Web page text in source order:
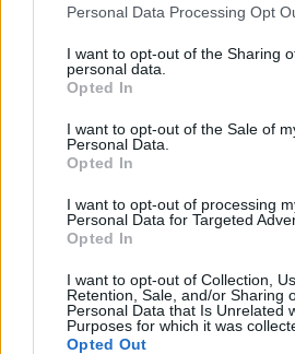
Personal Data Processing Opt
I want to opt-out of the Sharing
personal data.
Opted In
I want to opt-out of the Sale of
Personal Data.
Opted In
I want to opt-out of processing
Personal Data for Targeted
Opted In
I want to opt-out of Collection,
Retention, Sale, and/or Sharing
Personal Data that Is Unrelated
Purposes for which it was
Opted Out
Loretoni, Fernandez Gil,
Zaridze all. Madero
Arbitro: Filippo Russo